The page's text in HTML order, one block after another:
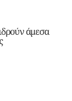
άμεσα